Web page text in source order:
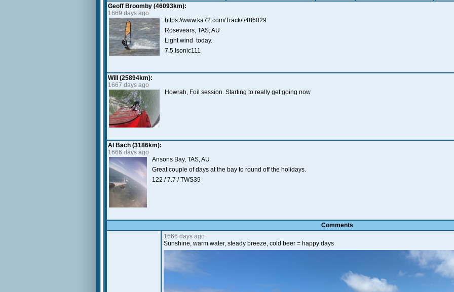
Geoff Broomby (46093km):
1669 days ago
https://www.ka72.com/Track/t/486029
Rosevears, TAS, AU
Light wind today.
7.5.Isonic111
Will (25894km):
1667 days ago
Howrah, Foil session. Starting to really get going now
Al Bach (3186km):
1666 days ago
Ansons Bay, TAS, AU
Great couple of days at the bay to round off the holidays.
122 / 7.7 / TWS39
Comments
1666 days ago
Sunshine, warm water, steady breeze, cold beer = happy days